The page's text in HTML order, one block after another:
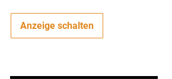
Anzeige schalten